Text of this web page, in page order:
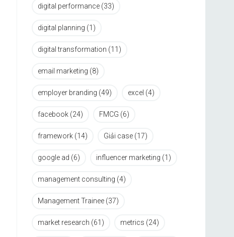
digital performance (33)
digital planning (1)
digital transformation (11)
email marketing (8)
employer branding (49) excel (4)
facebook (24) FMCG (6)
framework (14) Giải case (17)
google ad (6) influencer marketing (1)
management consulting (4)
Management Trainee (37)
market research (61) metrics (24)